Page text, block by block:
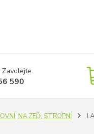
Zavolejte.
590
NA ZEĎ, STROPNÍ